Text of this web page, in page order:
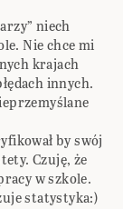
niech
Nie chce mi
krajach
innych.
by swój
Czuję, że
w szkole.
statystyka:)